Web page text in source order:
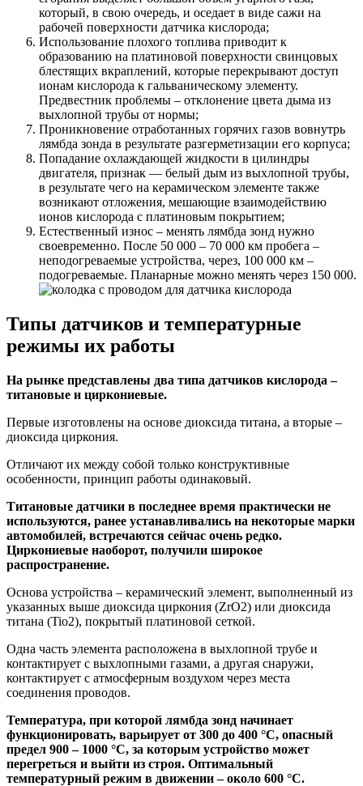
который, в свою очередь, и оседает в виде сажи на
рабочей поверхности датчика кислорода;
Использование плохого топлива приводит к
образованию на платиновой поверхности свинцовых
блестящих вкраплений, которые перекрывают доступ
ионам кислорода к гальваническому элементу.
Предвестник проблемы – отклонение цвета дыма из
выхлопной трубы от нормы;
Проникновение отработанных горячих газов вовнутрь
лямбда зонда в результате разгерметизации его корпуса;
Попадание охлаждающей жидкости в цилиндры
двигателя, признак — белый дым из выхлопной трубы,
в результате чего на керамическом элементе также
возникают отложения, мешающие взаимодействию
ионов кислорода с платиновым покрытием;
Естественный износ – менять лямбда зонд нужно
своевременно. После 50 000 – 70 000 км пробега –
неподогреваемые устройства, через, 100 000 км –
подогреваемые. Планарные можно менять через 150 000.
Типы датчиков и температурные
режимы их работы
На рынке представлены два типа датчиков кислорода –
титановые и циркониевые.
Первые изготовлены на основе диоксида титана, а вторые –
диоксида циркония.
Отличают их между собой только конструктивные
особенности, принцип работы одинаковый.
Титановые датчики в последнее время практически не
используются, ранее устанавливались на некоторые марки
автомобилей, встречаются сейчас очень редко.
Циркониевые наоборот, получили широкое
распространение.
Основа устройства – керамический элемент, выполненный из
указанных выше диоксида циркония (ZrO2) или диоксида
титана (Tio2), покрытый платиновой сеткой.
Одна часть элемента расположена в выхлопной трубе и
контактирует с выхлопными газами, а другая снаружи,
контактирует с атмосферным воздухом через места
соединения проводов.
Температура, при которой лямбда зонд начинает
функционировать, варьирует от 300 до 400 °С, опасный
предел 900 – 1000 °С, за которым устройство может
перегреться и выйти из строя. Оптимальный
температурный режим в движении – около 600 °С.